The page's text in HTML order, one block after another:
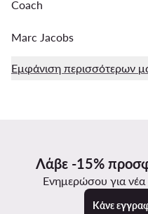
Coach
Marc Jacobs
Εμφάνιση περισσότερων
Λάβε -15%
Ενημερώσου για
Κάνε